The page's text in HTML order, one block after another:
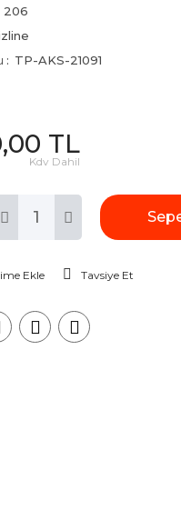
206
TP-AKS-21091
TL
Kdv Dahil
Tavsiye Et